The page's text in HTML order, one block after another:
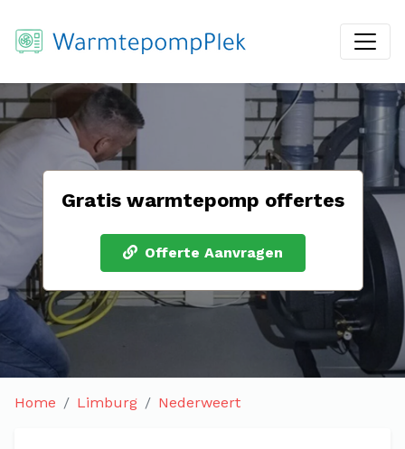
Gratis warmtepomp offertes
Offerte Aanvragen
Home Limburg Nederweert